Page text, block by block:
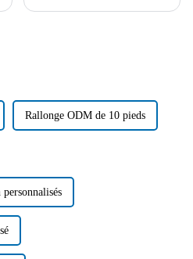
Rallonge ODM de 10 pieds